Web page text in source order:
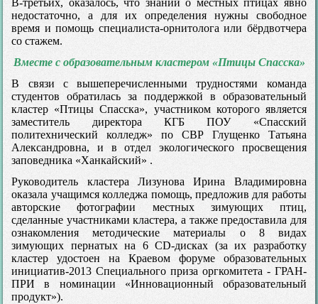
В-третьих, оказалось, что знаний о местных птицах явно
недостаточно, а для их определения нужны свободное
время и помощь специалиста-орнитолога или бёрдвотчера
со стажем.
Вместе с образовательным кластером «Птицы Спасска»
В связи с вышеперечисленными трудностями команда
студентов обратилась за поддержкой в образовательный
кластер «Птицы Спасска», участником которого является
заместитель директора КГБ ПОУ «Спасский
политехнический колледж» по СВР Глущенко Татьяна
Александровна, и в отдел экологического просвещения
заповедника «Ханкайский» .
Руководитель кластера Лизунова Ирина Владимировна
оказала учащимся колледжа помощь, предложив для работы
авторские фотографии местных зимующих птиц,
сделанные участниками кластера, а также предоставила для
ознакомления методические материалы о 8 видах
зимующих пернатых на 6 CD-дисках (за их разработку
кластер удостоен на Краевом форуме образовательных
инициатив-2013 Специального приза оргкомитета - ГРАН-
ПРИ в номинации «Инновационный образовательный
продукт»).